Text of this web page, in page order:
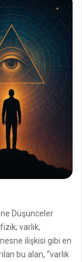
Düşünceler
varlık,
ilişkisi gibi en
bu alan, “varlık